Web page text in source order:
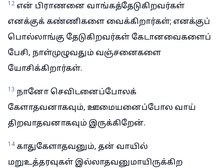
12 என் பிராணனை வாங்கத்தேடுகிறவர்கள்
எனக்குக் கண்ணிகளை வைக்கிறார்கள்; எனக்குப்
பொல்லாங்கு தேடுகிறவர்கள் கேடானவைகளைப்
பேசி, நாள்முழுவதும் வஞ்சனைகளை
யோசிக்கிறார்கள்.
13 நானோ செவிடனைப்போலக்
கேளாதவனாகவும், ஊமையனைப்போல வாய்
திறவாதவனாகவும் இருக்கிறேன்.
14 காதுகேளாதவனும், தன் வாயில்
மறுஉத்தரவுகள் இல்லாதவனுமாயிருக்கிற